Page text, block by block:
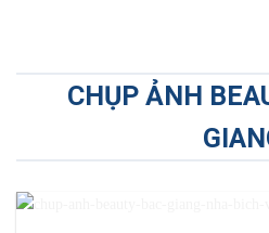
CHỤP ẢNH